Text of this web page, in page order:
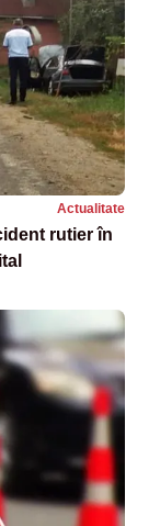
Actualitate
rutier în